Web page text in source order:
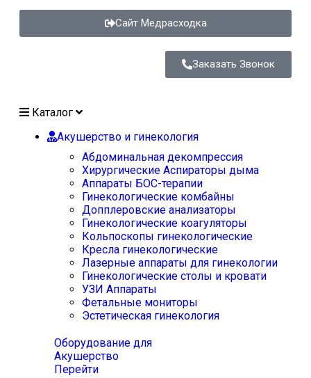
Сайт Медрасходка
Заказать Звонок
Каталог
Акушерство и гинекология
Абдоминальная декомпрессия
Хирургические Аспираторы дыма
Аппараты БОС-терапии
Гинекологические комбайны
Допплеровские анализаторы
Гинекологические коагуляторы
Кольпоскопы гинекологические
Кресла гинекологические
Лазерные аппараты для гинекологии
Гинекологические столы и кровати
УЗИ Аппараты
Фетальные мониторы
Эстетическая гинекология
Оборудование для
Акушерство
Перейти